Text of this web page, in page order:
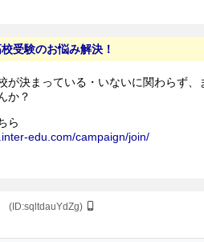
(ID:sqltdauYdZg)